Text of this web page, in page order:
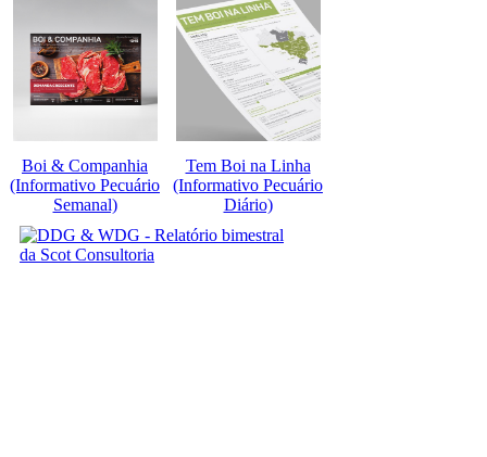
Boi & Companhia
(Informativo Pecuário
Semanal)
Tem Boi na Linha
(Informativo Pecuário
Diário)